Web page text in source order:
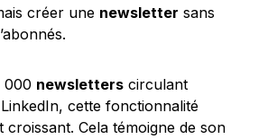
créer une newsletter sans
000 newsletters circulant
cette fonctionnalité
Cela témoigne de son